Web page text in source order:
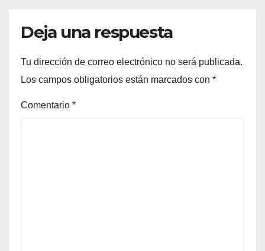
Deja una respuesta
Tu dirección de correo electrónico no será publicada.
Los campos obligatorios están marcados con *
Comentario *